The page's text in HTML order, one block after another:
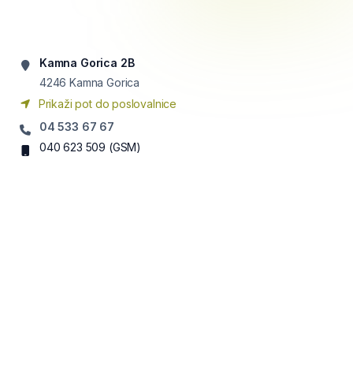
Kamna Gorica 2B
4246 Kamna Gorica
Prikaži pot do poslovalnice
04 533 67 67
040 623 509 (GSM)